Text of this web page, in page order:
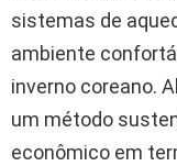
sistemas de
ambiente
inverno coreano.
um método
econômico em